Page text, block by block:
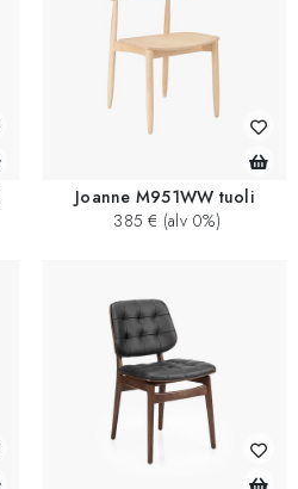
Joanne M951WW tuoli
385 € (alv 0%)